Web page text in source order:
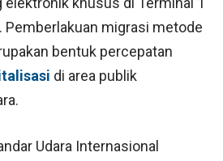
Pemberlakuan migrasi metode
bentuk percepatan
di area publik
Udara Internasional